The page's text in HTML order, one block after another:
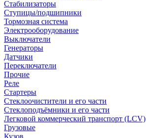
Стабилизаторы
Ступицы/подшипники
Тормозная система
Электрооборудование
Выключатели
Генераторы
Датчики
Переключатели
Прочие
Реле
Стартеры
Стеклоочистители и его части
Стеклоподъёмники и его части
Легковой коммерческий транспорт (LCV)
Грузовые
Кузов